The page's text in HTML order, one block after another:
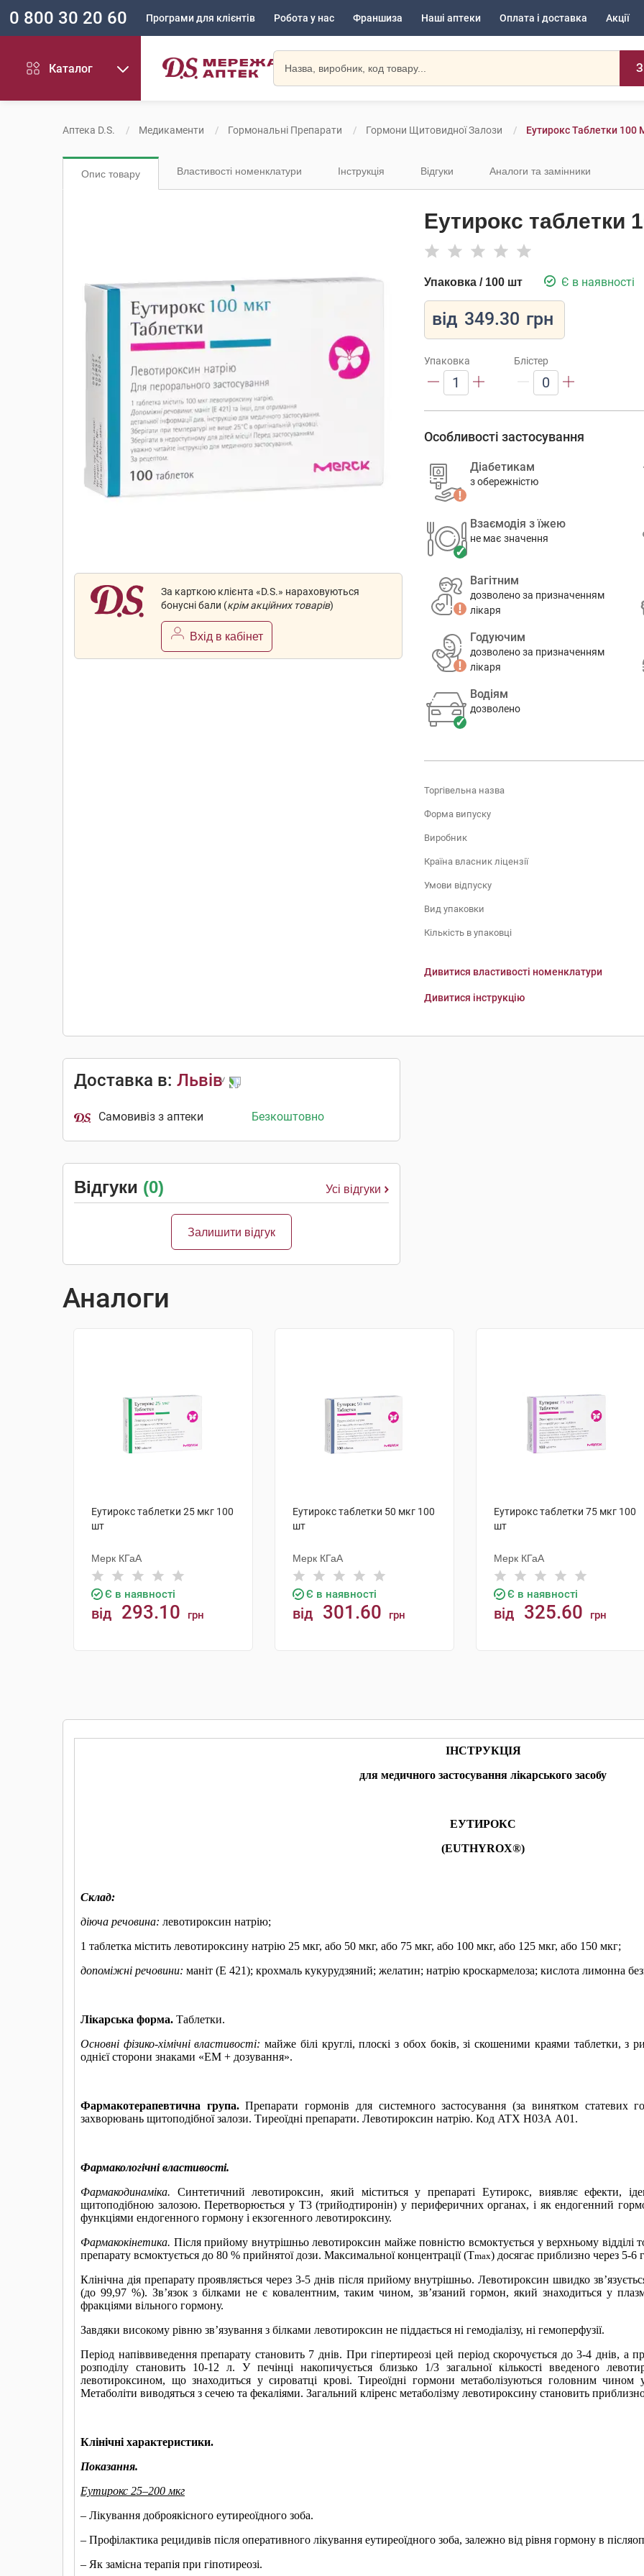
0 800 30 20 60 Програми для клієнтів Робота у нас Франшиза Наші аптеки Оплата і доставка Акції
Каталог
Аптека D.S. Медикаменти Гормональні Препарати Гормони Щитовидної Залози Еутирокс Таблетки 100
Опис товару Властивості номенклатури Інструкція Відгуки Аналоги та замінники
За карткою клієнта «D.S.» нараховуються
бонусні бали (крім акційних товарів)
Вхід в кабінет
Еутирокс таблетки
Упаковка / 100 шт Є в наявності
від 349.30 грн
Упаковка
1
Блістер
0
Особливості застосування
Діабетикам
з обережністю
Взаємодія з їжею
не має значення
Вагітним
дозволено за призначенням
лікаря
Годуючим
дозволено за призначенням
лікаря
Водіям
дозволено
Торгівельна назва
Форма випуску
Виробник
Країна власник ліцензії
Умови відпуску
Вид упаковки
Кількість в упаковці
Дивитися властивості номенклатури
Дивитися інструкцію
Доставка в: Львів
Самовивіз з аптеки Безкоштовно
Відгуки (0) Усі відгуки
Залишити відгук
Аналоги
Еутирокс таблетки 25 мкг 100
шт
Мерк КГаА
Є в наявності
від 293.10 грн
Еутирокс таблетки 50 мкг 100
шт
Мерк КГаА
Є в наявності
від 301.60 грн
Еутирокс таблетки 75 мкг 100
шт
Мерк КГаА
Є в наявності
від 325.60 грн